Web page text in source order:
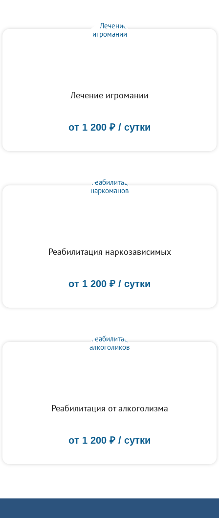
Лечение игромании
от 1 200 ₽ / сутки
Реабилитация наркозависимых
от 1 200 ₽ / сутки
Реабилитация от алкоголизма
от 1 200 ₽ / сутки